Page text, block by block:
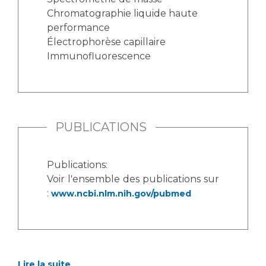
Qualité
Protection des données
Sécurité
Liste des marchés conclus
Documents utiles
Chromatographie liquide haute
performance
Électrophorèse capillaire
Immunofluorescence
PUBLICATIONS
Publications:
Voir l'ensemble des publications sur
: www.ncbi.nlm.nih.gov/pubmed